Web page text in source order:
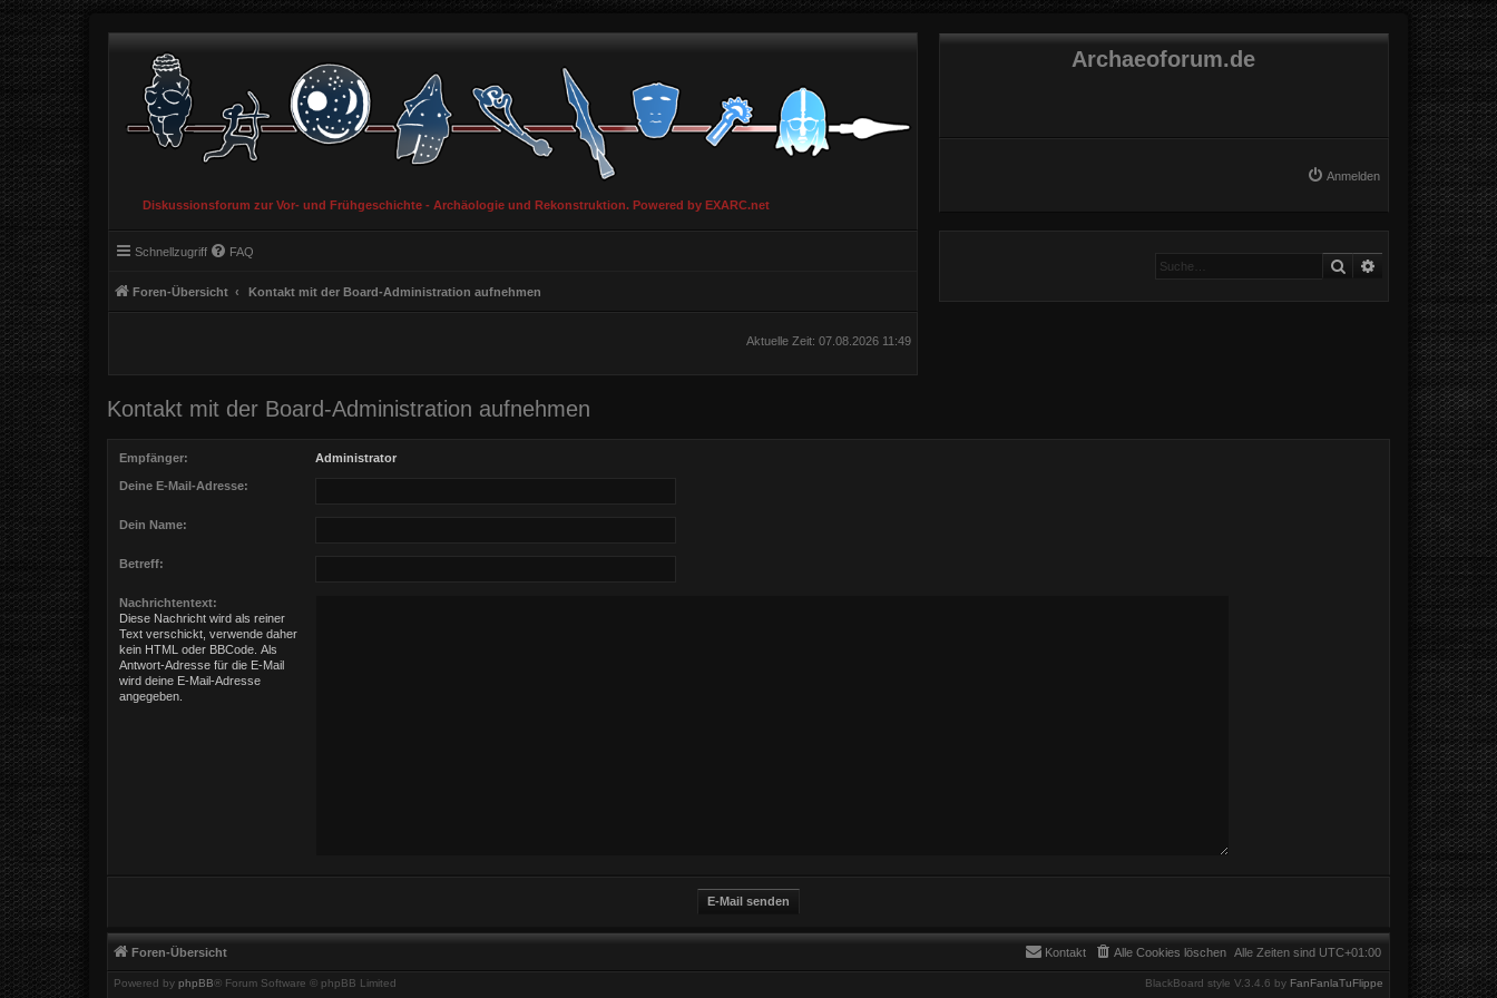
Diskussionsforum zur Vor- und Frühgeschichte - Archäologie und Rekonstruktion. Powered by EXARC.net
Archaeoforum.de
Anmelden
Schnellzugriff FAQ
Foren-Übersicht Kontakt mit der Board-Administration aufnehmen
Suche Erweiterte Suche
Aktuelle Zeit: 07.08.2026 11:49
Kontakt mit der Board-Administration aufnehmen
Empfänger: Administrator
Deine E-Mail-Adresse:
Dein Name:
Betreff:
Nachrichtentext:
Diese Nachricht wird als reiner
Text verschickt, verwende daher
kein HTML oder BBCode. Als
Antwort-Adresse für die E-Mail
wird deine E-Mail-Adresse
angegeben.
Foren-Übersicht Alle Zeiten sind UTC+01:00
Alle Cookies löschen
Kontakt
Powered by phpBB® Forum Software © phpBB Limited BlackBoard style V.3.4.6 by FanFanlaTuFlippe